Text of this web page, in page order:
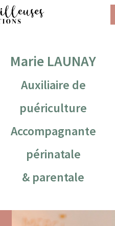
Marie LAUNAY
Auxiliaire de
puériculture
Accompagnante
périnatale
& parentale